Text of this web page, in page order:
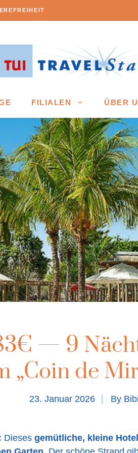
FILIALEN ÜBER
— 9
„Coin de
23. Januar 2026 By
Dieses gemütliche, kleine Hotel